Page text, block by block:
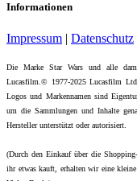
Informationen
Impressum | Datenschutz
Die Marke Star Wars und alle
Lucasfilm.© 1977-2025 Lucasfilm
Logos und Markennamen sind
um die Sammlungen und Inhalte
Hersteller unterstützt oder autorisiert.
(Durch den Einkauf über die
ihr etwas kauft, erhalten wir eine